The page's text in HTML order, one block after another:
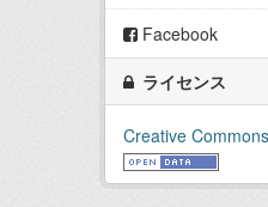
Facebook
ライセンス
Creative